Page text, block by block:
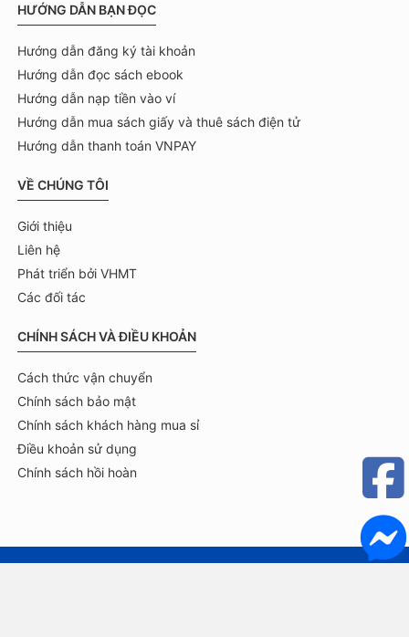
HƯỚNG DẪN BẠN ĐỌC
Hướng dẫn đăng ký tài khoản
Hướng dẫn đọc sách ebook
Hướng dẫn nạp tiền vào ví
Hướng dẫn mua sách giấy và thuê sách điện tử
Hướng dẫn thanh toán VNPAY
VỀ CHÚNG TÔI
Giới thiệu
Liên hệ
Phát triển bởi VHMT
Các đối tác
CHÍNH SÁCH VÀ ĐIỀU KHOẢN
Cách thức vận chuyển
Chính sách bảo mật
Chính sách khách hàng mua sỉ
Điều khoản sử dụng
Chính sách hồi hoàn